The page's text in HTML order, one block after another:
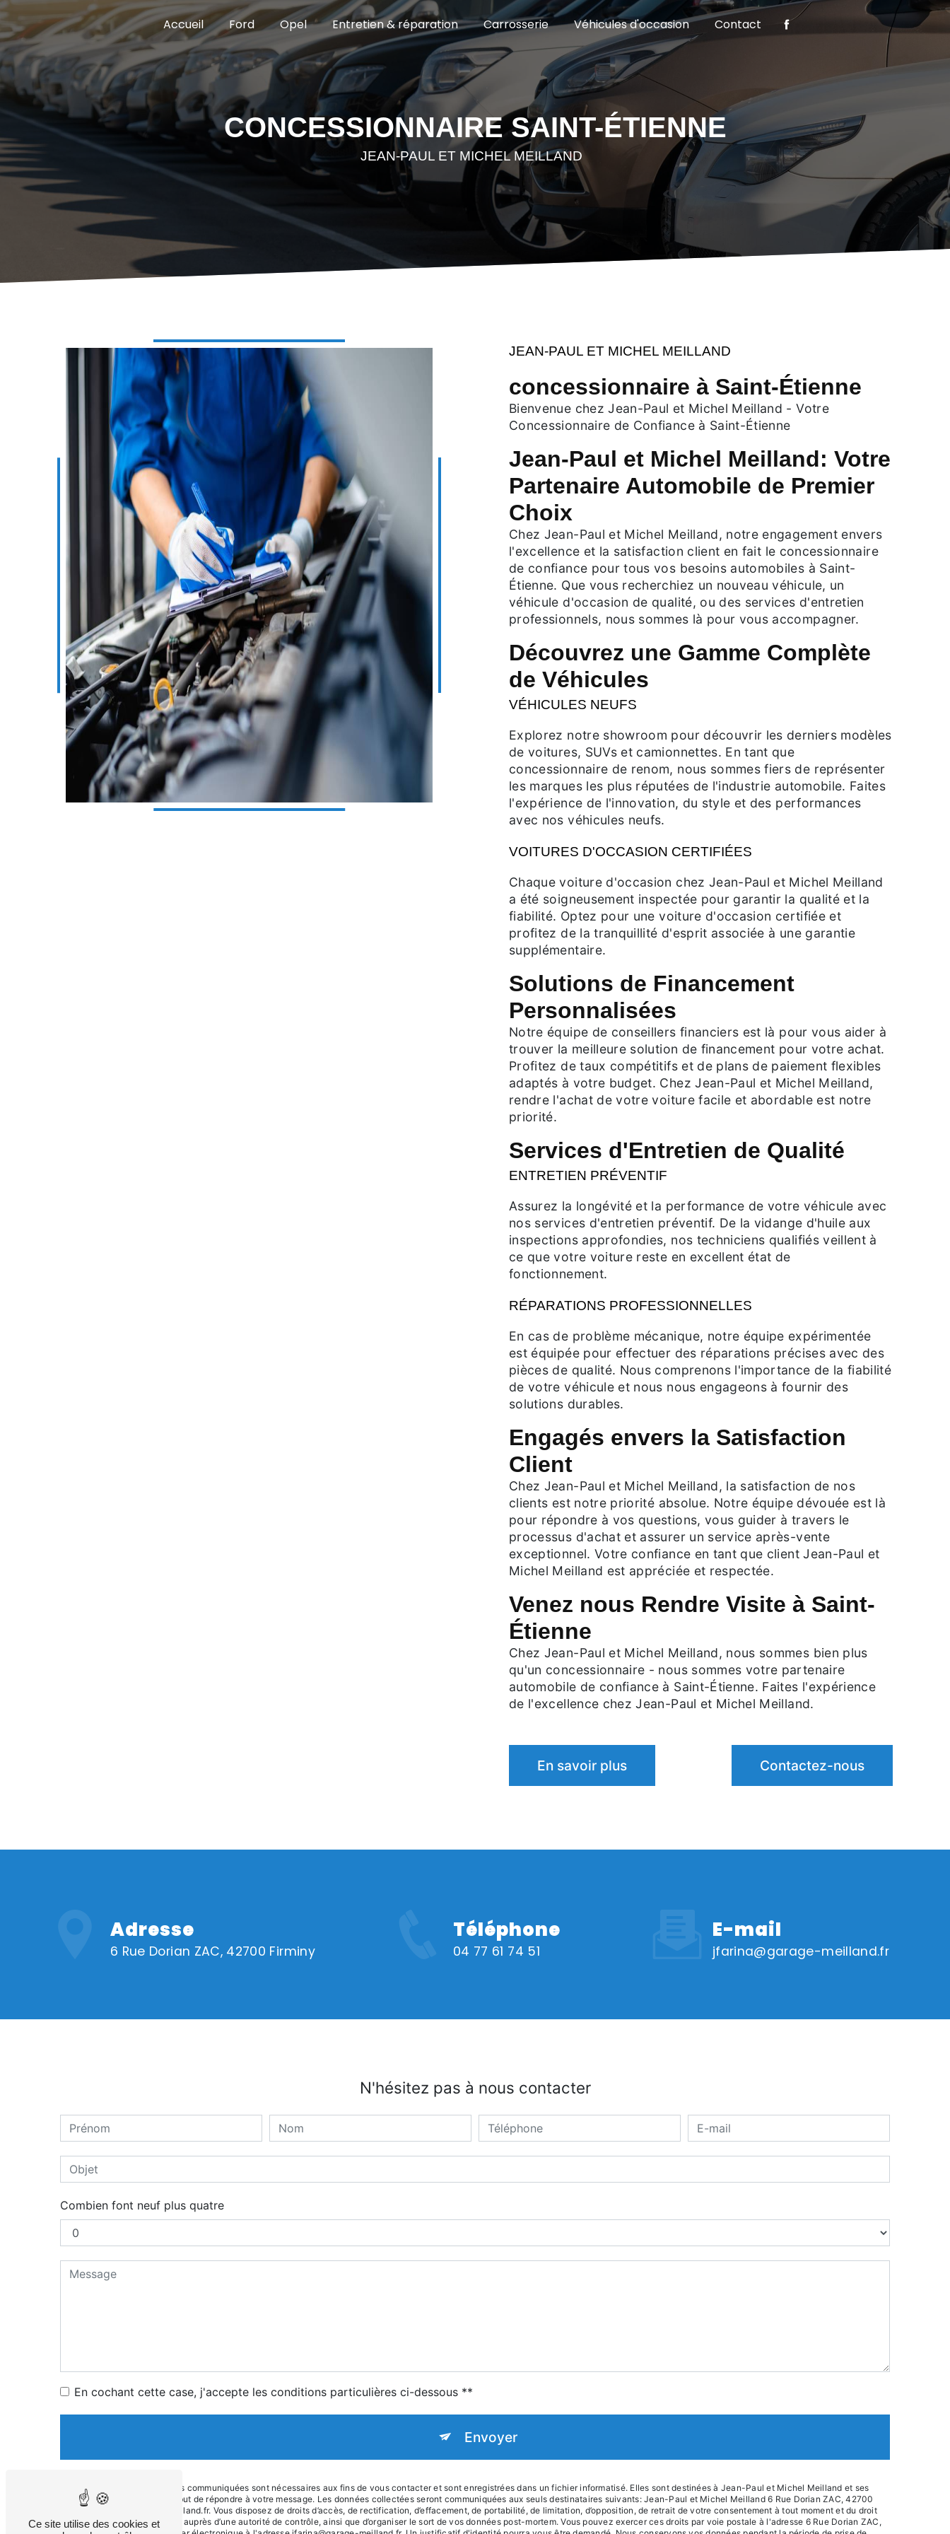
Accueil Ford Opel Entretien & réparation Carrosserie Véhicules d'occasion Contact
CONCESSIONNAIRE SAINT-ÉTIENNE
JEAN-PAUL ET MICHEL MEILLAND
JEAN-PAUL ET MICHEL MEILLAND
concessionnaire à Saint-Étienne
Bienvenue chez Jean-Paul et Michel Meilland - Votre
Concessionnaire de Confiance à Saint-Étienne
Jean-Paul et Michel Meilland: Votre
Partenaire Automobile de Premier
Choix
Chez Jean-Paul et Michel Meilland, notre engagement envers
l'excellence et la satisfaction client en fait le concessionnaire
de confiance pour tous vos besoins automobiles à Saint-
Étienne. Que vous recherchiez un nouveau véhicule, un
véhicule d'occasion de qualité, ou des services d'entretien
professionnels, nous sommes là pour vous accompagner.
Découvrez une Gamme Complète
de Véhicules
VÉHICULES NEUFS
Explorez notre showroom pour découvrir les derniers modèles
de voitures, SUVs et camionnettes. En tant que
concessionnaire de renom, nous sommes fiers de représenter
les marques les plus réputées de l'industrie automobile. Faites
l'expérience de l'innovation, du style et des performances
avec nos véhicules neufs.
VOITURES D'OCCASION CERTIFIÉES
Chaque voiture d'occasion chez Jean-Paul et Michel Meilland
a été soigneusement inspectée pour garantir la qualité et la
fiabilité. Optez pour une voiture d'occasion certifiée et
profitez de la tranquillité d'esprit associée à une garantie
supplémentaire.
Solutions de Financement
Personnalisées
Notre équipe de conseillers financiers est là pour vous aider à
trouver la meilleure solution de financement pour votre achat.
Profitez de taux compétitifs et de plans de paiement flexibles
adaptés à votre budget. Chez Jean-Paul et Michel Meilland,
rendre l'achat de votre voiture facile et abordable est notre
priorité.
Services d'Entretien de Qualité
ENTRETIEN PRÉVENTIF
Assurez la longévité et la performance de votre véhicule avec
nos services d'entretien préventif. De la vidange d'huile aux
inspections approfondies, nos techniciens qualifiés veillent à
ce que votre voiture reste en excellent état de
fonctionnement.
RÉPARATIONS PROFESSIONNELLES
En cas de problème mécanique, notre équipe expérimentée
est équipée pour effectuer des réparations précises avec des
pièces de qualité. Nous comprenons l'importance de la fiabilité
de votre véhicule et nous nous engageons à fournir des
solutions durables.
Engagés envers la Satisfaction
Client
Chez Jean-Paul et Michel Meilland, la satisfaction de nos
clients est notre priorité absolue. Notre équipe dévouée est là
pour répondre à vos questions, vous guider à travers le
processus d'achat et assurer un service après-vente
exceptionnel. Votre confiance en tant que client Jean-Paul et
Michel Meilland est appréciée et respectée.
Venez nous Rendre Visite à Saint-
Étienne
Chez Jean-Paul et Michel Meilland, nous sommes bien plus
qu'un concessionnaire - nous sommes votre partenaire
automobile de confiance à Saint-Étienne. Faites l'expérience
de l'excellence chez Jean-Paul et Michel Meilland.
En savoir plus Contactez-nous
Adresse
6 Rue Dorian ZAC, 42700 Firminy
Téléphone
04 77 61 74 51
E-mail
jfarina@garage-meilland.fr
N'hésitez pas à nous contacter
Combien font neuf plus quatre
En cochant cette case, j'accepte les conditions particulières ci-dessous **
Envoyer
** Les données personnelles communiquées sont nécessaires aux fins de vous contacter et sont enregistrées dans un fichier informatisé. Elles sont destinées à Jean-Paul et Michel Meilland et ses
sous-traitants dans le seul but de répondre à votre message. Les données collectées seront communiquées aux seuls destinataires suivants: Jean-Paul et Michel Meilland 6 Rue Dorian ZAC, 42700
Firminy jfarina@garage-meilland.fr. Vous disposez de droits d’accès, de rectification, d’effacement, de portabilité, de limitation, d’opposition, de retrait de votre consentement à tout moment et du droit
d’introduire une réclamation auprès d’une autorité de contrôle, ainsi que d’organiser le sort de vos données post-mortem. Vous pouvez exercer ces droits par voie postale à l'adresse 6 Rue Dorian ZAC,
Panneau de gestion des cookies
Ce site utilise des cookies et